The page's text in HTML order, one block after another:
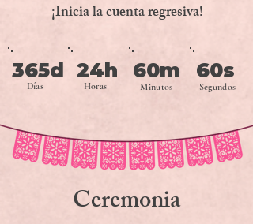
¡Inicia la cuenta regresiva!
Días Horas Minutos Segundos
365d 24h 60m 60s
Ceremonia